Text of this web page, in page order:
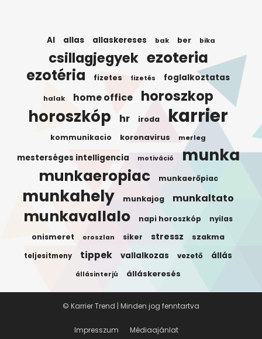
AI allas allaskereses bak ber bika
csillagjegyek ezoteria
ezotéria fizetes fizetés foglalkoztatas
halak home office horoszkop
horoszkóp hr iroda karrier
kommunikacio koronavirus merleg
mesterséges intelligencia motiváció munka
munkaeropiac munkaerőpiac
munkahely munkajog munkaltato
munkavallalo napi horoszkóp nyilas
onismeret oroszlan siker stressz szakma
teljesitmeny tippek vallalkozas vezető állás
állásinterjú álláskeresés
Impresszum Médiaajánlat
© Karrier Trend | Minden jog fenntartva